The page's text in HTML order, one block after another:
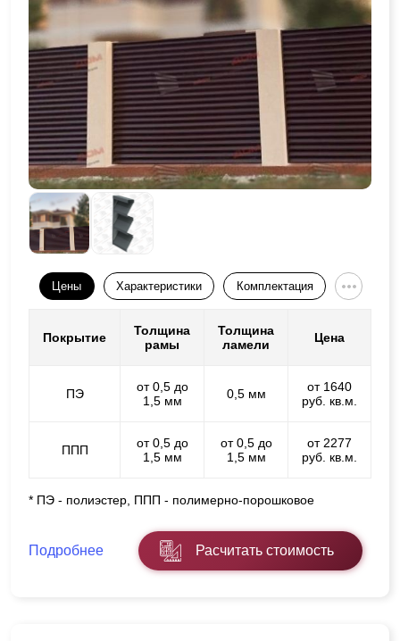
Цены Характеристики Комплектация
Покрытие
Толщина
рамы
Толщина
ламели
Цена
ПЭ
от 0,5 до
1,5 мм
0,5 мм
от 1640
руб. кв.м.
ППП
от 0,5 до
1,5 мм
от 0,5 до
1,5 мм
от 2277
руб. кв.м.
* ПЭ - полиэстер, ППП - полимерно-порошковое
Подробнее Расчитать стоимость